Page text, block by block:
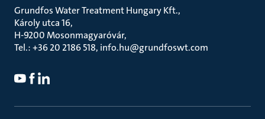
Grundfos Water Treatment Hungary Kft.
Károly utca 16
H-9200 Mosonmagyaróvár
Tel.: +36 20 2186 518, info.hu@grundfoswt.com